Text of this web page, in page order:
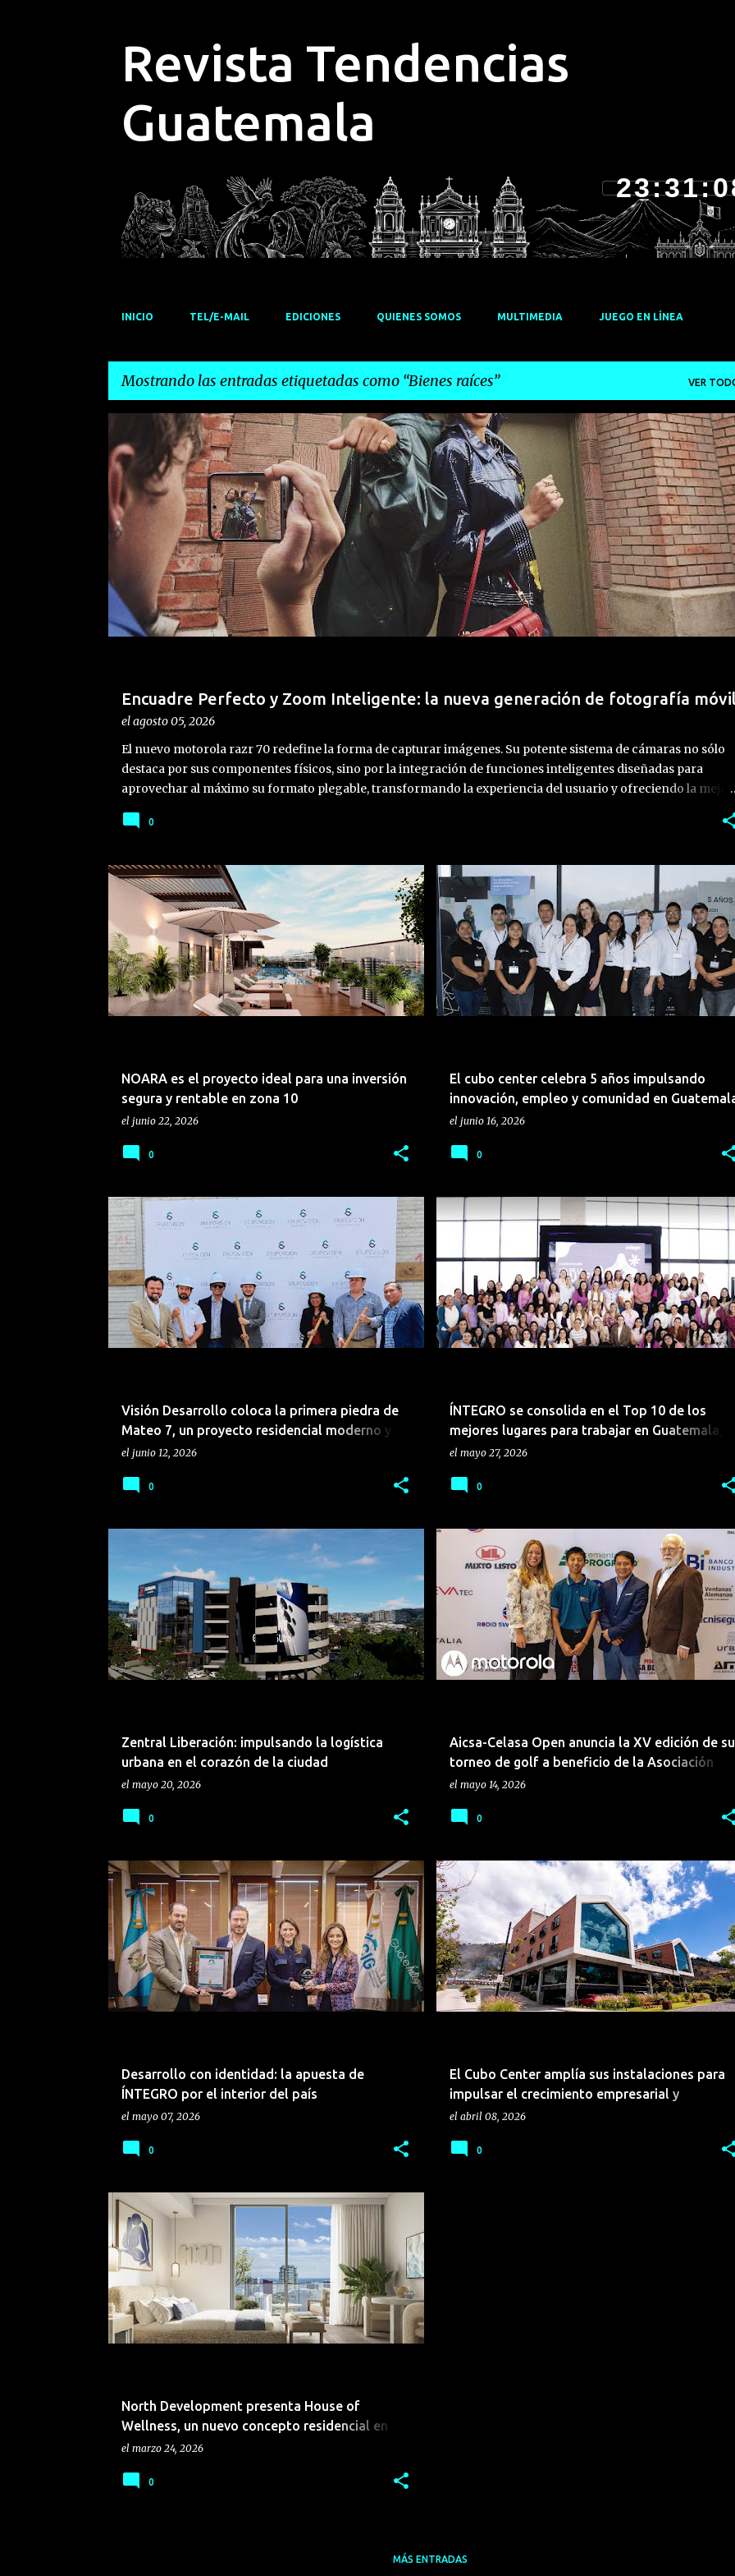
Revista Tendencias
Guatemala
INICIO TEL/E-MAIL EDICIONES QUIENES SOMOS MULTIMEDIA JUEGO EN LÍNEA
Mostrando las entradas etiquetadas como Bienes raíces VER
E
n
t
r
a
a
s
Encuadre Perfecto y Zoom Inteligente: la nueva generación de fotografía
elagosto 05, 2026
TECNOLOGÍA
El nuevo motorola razr 70 redefine la forma de capturar imágenes. Su potente sistema de cámaras no sólo
destaca por sus componentes físicos, sino por la integración de funciones inteligentes diseñadas para
aprovechar al máximo su formato plegable, transformando la experiencia del usuario y ofreciendo la mejor
motorola razr 70 no solo destaca por sus especificaciones de hardware, sino en cómo sus funciones
El motorola razr 70 combina un sistema dual de cámara de 50 MP con funciones inteligentes avanzadas
para capturar imágenes profesionales desde cualquier ángulo. • Modo Camcorder: La función “Zoom
Inteligente” (Rotate to zoom en inglés) permite emular el agarre de una videocámara retro al plegar el
teléfono a 90°, facilitando el control del zoom digital con ...
0
NOARA es el proyecto ideal para una inversión
segura y rentable en zona 10
el junio 22, 2026
BIENES RAÍCES
0
El cubo center celebra 5 años impulsando
innovación, empleo y comunidad en
el junio 16, 2026
BIENES RAÍCES DESARROLLO
EMPRESARIAL
0
Visión Desarrollo coloca la primera piedra de
Mateo 7, un proyecto residencial moderno y
accesible
el junio 12, 2026
BIENES RAÍCES
0
ÍNTEGRO se consolida en el Top 10 de los
mejores lugares para trabajar en Guatemala,
según Great Place to Work 2026
el mayo 27, 2026
BIENES RAÍCES CONSTRUCCIÓN EMPRESARIAL
0
Zentral Liberación: impulsando la logística
urbana en el corazón de la ciudad
el mayo 20, 2026
CONSTRUCCIÓN
0
Aicsa-Celasa Open anuncia la XV edición de su
torneo de golf a beneficio de la Asociación
Esperanza Juvenil
el mayo 14, 2026
BIENES RAÍCES CONSTRUCCIÓN
0
Desarrollo con identidad: la apuesta de
ÍNTEGRO por el interior del país
el mayo 07, 2026
BIENES RAÍCES CONSTRUCCIÓN
0
El Cubo Center amplía sus instalaciones para
impulsar el crecimiento empresarial y
fortalecer el ecosistema corporativo en
el abril 08, 2026
BIENES RAÍCES
0
North Development presenta House of
Wellness, un nuevo concepto residencial en
Miami para inversionistas guatemaltecos
el marzo 24, 2026
BIENES RAÍCES
0
MÁS ENTRADAS